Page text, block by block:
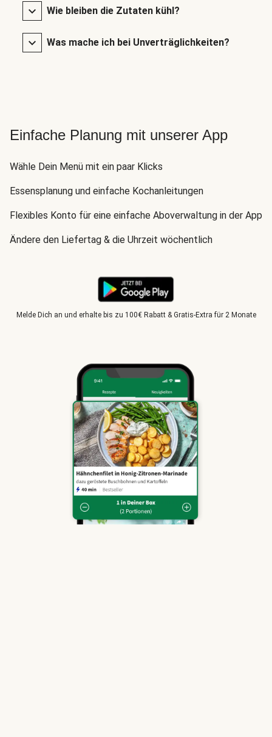
Wie bleiben die Zutaten kühl?
Was mache ich bei Unverträglichkeiten?
Einfache Planung mit unserer App
Wähle Dein Menü mit ein paar Klicks
Essensplanung und einfache Kochanleitungen
Flexibles Konto für eine einfache Aboverwaltung in der App
Ändere den Liefertag & die Uhrzeit wöchentlich
Melde Dich an und erhalte bis zu 100€ Rabatt & Gratis-Extra für 2 Monate